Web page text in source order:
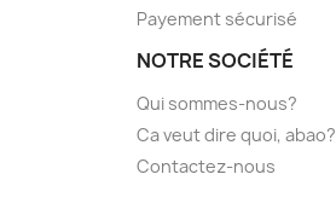
Payement sécurisé
NOTRE SOCIÉTÉ
Qui sommes-nous?
Ca veut dire quoi, abao?
Contactez-nous